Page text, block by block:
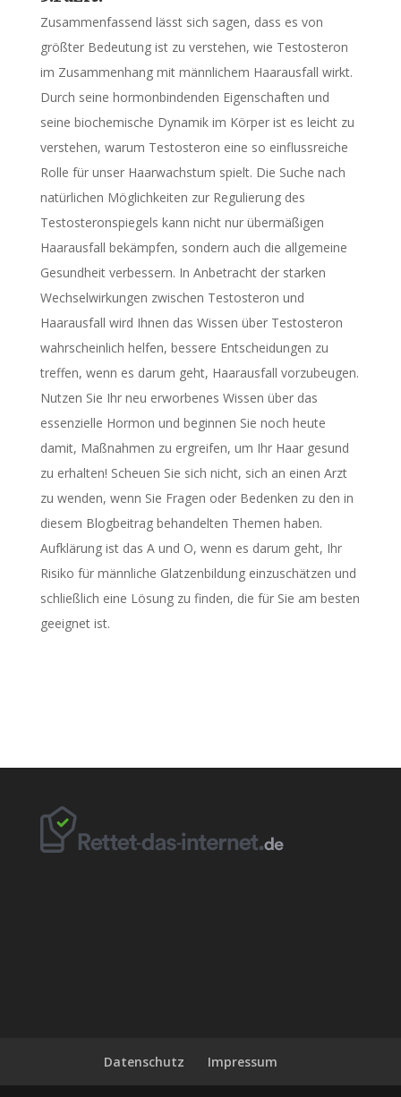
Zusammenfassend lässt sich sagen, dass es von
größter Bedeutung ist zu verstehen, wie Testosteron
im Zusammenhang mit männlichem Haarausfall wirkt.
Durch seine hormonbindenden Eigenschaften und
seine biochemische Dynamik im Körper ist es leicht zu
verstehen, warum Testosteron eine so einflussreiche
Rolle für unser Haarwachstum spielt. Die Suche nach
natürlichen Möglichkeiten zur Regulierung des
Testosteronspiegels kann nicht nur übermäßigen
Haarausfall bekämpfen, sondern auch die allgemeine
Gesundheit verbessern. In Anbetracht der starken
Wechselwirkungen zwischen Testosteron und
Haarausfall wird Ihnen das Wissen über Testosteron
wahrscheinlich helfen, bessere Entscheidungen zu
treffen, wenn es darum geht, Haarausfall vorzubeugen.
Nutzen Sie Ihr neu erworbenes Wissen über das
essenzielle Hormon und beginnen Sie noch heute
damit, Maßnahmen zu ergreifen, um Ihr Haar gesund
zu erhalten! Scheuen Sie sich nicht, sich an einen Arzt
zu wenden, wenn Sie Fragen oder Bedenken zu den in
diesem Blogbeitrag behandelten Themen haben.
Aufklärung ist das A und O, wenn es darum geht, Ihr
Risiko für männliche Glatzenbildung einzuschätzen und
schließlich eine Lösung zu finden, die für Sie am besten
geeignet ist.
Datenschutz Impressum